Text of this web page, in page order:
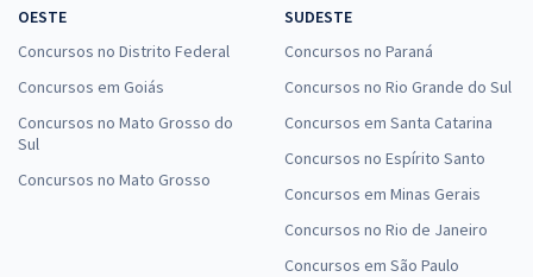
OESTE
Concursos no Distrito Federal
Concursos em Goiás
Concursos no Mato Grosso do
Sul
Concursos no Mato Grosso
SUDESTE
Concursos no Paraná
Concursos no Rio Grande do Sul
Concursos em Santa Catarina
Concursos no Espírito Santo
Concursos em Minas Gerais
Concursos no Rio de Janeiro
Concursos em São Paulo